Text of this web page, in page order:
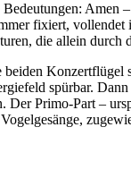
fixiert, vollendet
die allein
Konzertflügel
spürbar.
Der Primo-Part –